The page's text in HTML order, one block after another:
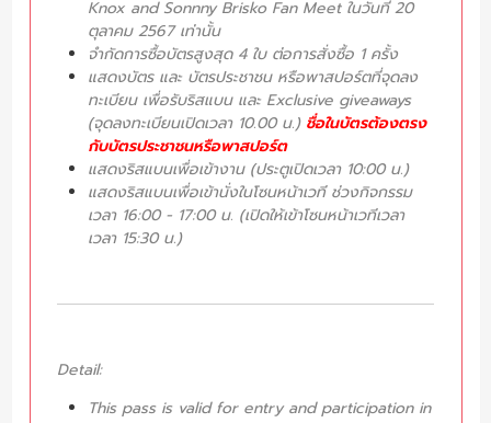
Knox and Sonnny Brisko Fan Meet ในวันที่ 20
ตุลาคม 2567 เท่านั้น
จำกัดการซื้อบัตรสูงสุด 4 ใบ ต่อการสั่งซื้อ 1 ครั้ง
แสดงบัตร และ บัตรประชาชน หรือพาสปอร์ตที่จุดลง
ทะเบียน เพื่อรับริสแบน และ Exclusive giveaways
(จุดลงทะเบียนเปิดเวลา 10.00 น.) ชื่อในบัตรต้องตรง
กับบัตรประชาชนหรือพาสปอร์ต
แสดงริสแบนเพื่อเข้างาน (ประตูเปิดเวลา 10:00 น.)
แสดงริสแบนเพื่อเข้านั่งในโซนหน้าเวที ช่วงกิจกรรม
เวลา 16:00 - 17:00 น. (เปิดให้เข้าโซนหน้าเวทีเวลา
เวลา 15:30 น.)
Detail:
This pass is valid for entry and participation in